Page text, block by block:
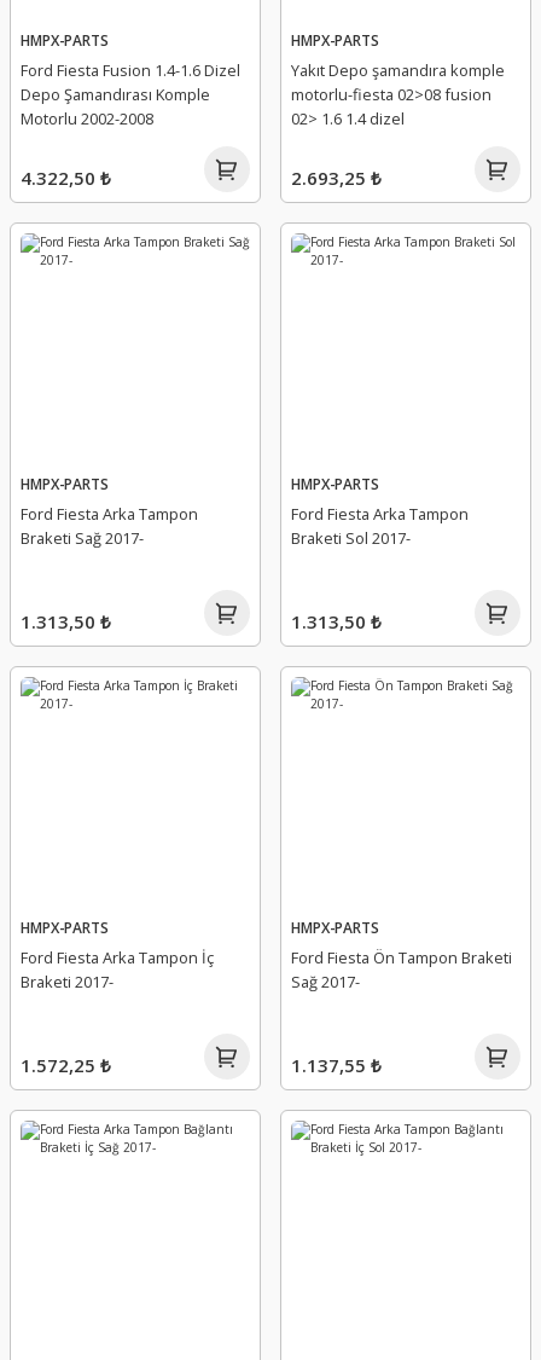
HMPX-PARTS
Ford Fiesta Fusion 1.4-1.6 Dizel
Depo Şamandırası Komple
Motorlu 2002-2008
4.322,50 ₺
HMPX-PARTS
Yakıt Depo şamandıra komple
motorlu-fiesta 02>08 fusion
02> 1.6 1.4 dizel
2.693,25 ₺
HMPX-PARTS
Ford Fiesta Arka Tampon
Braketi Sağ 2017-
1.313,50 ₺
HMPX-PARTS
Ford Fiesta Arka Tampon
Braketi Sol 2017-
1.313,50 ₺
HMPX-PARTS
Ford Fiesta Arka Tampon İç
Braketi 2017-
1.572,25 ₺
HMPX-PARTS
Ford Fiesta Ön Tampon Braketi
Sağ 2017-
1.137,55 ₺